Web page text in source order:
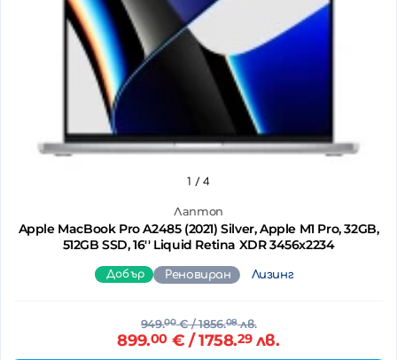
Лаптоп
Apple MacBook Pro A2485 (2021) Silver, Apple M1 Pro, 32GB,
512GB SSD, 16'' Liquid Retina XDR 3456x2234
1 / 4
Добър Реновиран Лизинг
949.00€/ 1856.08лв.
899.00€ / 1758.29лв.